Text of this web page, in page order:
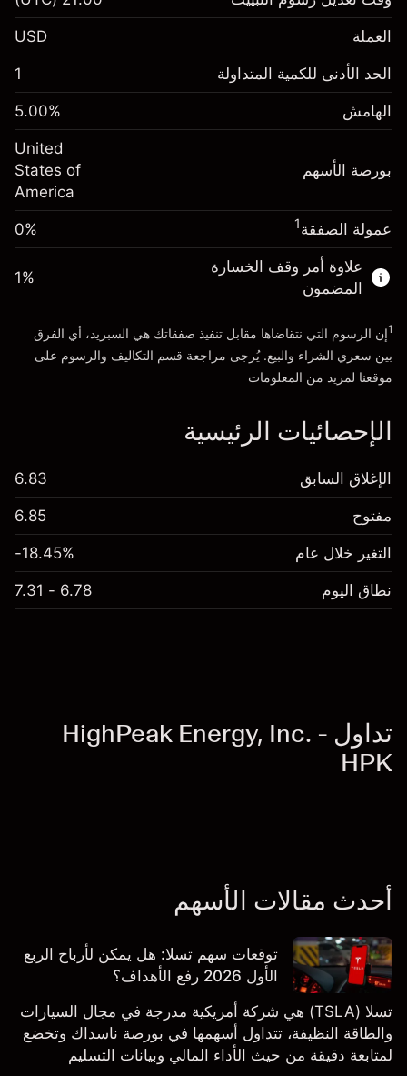
$1,000.00
رسوم التبييت
الرسوم من قيمة الصفقة الكاملة
%
(-$4.31)
حجم الصفقة بالرافعة المالية ~$20,000.00
الأموال من الرافعة المالية ~ دولار
انتقل إلى المنصة
الهامش. استثمارك $1,000.00
رسوم التبييت
الرسوم من قيمة الصفقة الكاملة
-0.000654
%
(-$0.13)
حجم الصفقة بالرافعة المالية ~
الأموال من الرافعة المالية ~ دولار
انتقل إلى المنصة
العملة USD
الحد الأدنى للكمية المتداولة 1
الهامش 5.00%
بورصة الأسهم
United
States of
America
عمولة الصفقة1
0%
علاوة أمر وقف الخسارة
المضمون
1%
1إن الرسوم التي نتقاضاها مقابل تنفيذ صفقاتك هي السبريد، أي الفرق
بين سعري الشراء والبيع. يُرجى مراجعة قسم التكاليف والرسوم على
موقعنا لمزيد من المعلومات
الإحصائيات الرئيسية
الإغلاق السابق 6.83
مفتوح 6.85
التغير خلال عام -18.45%
نطاق اليوم 6.78 - 7.31
تداول HighPeak Energy, Inc. -
HPK
أحدث مقالات الأسهم
توقعات سهم تسلا: هل يمكن لأرباح الربع
الأول 2026 رفع الأهداف؟
تسلا (TSLA) هي شركة أمريكية مدرجة في مجال السيارات
والطاقة النظيفة، تتداول أسهمها في بورصة ناسداك وتخضع
لمتابعة دقيقة من حيث الأداء المالي وبيانات التسليم